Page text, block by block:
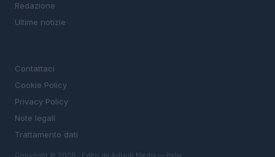
Redazione
Ultime notizie
Contattaci
Cookie Policy
Privacy Policy
Note legali
Trattamento dati
Copyright © 2026 · Edito da AdHub Media — Italia